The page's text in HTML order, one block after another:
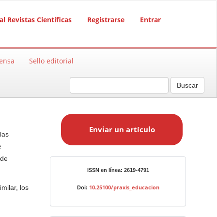
Revistas Científicas Registrarse Entrar
Sello editorial
Buscar
los
a
Enviar un artículo
ISSN en línea: 2619-4791
Doi: 10.25100/praxis_educacion